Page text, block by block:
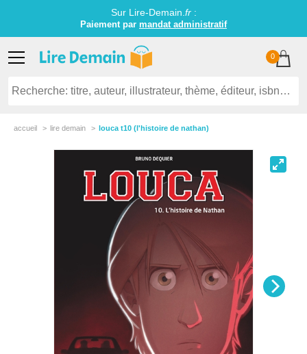
Sur Lire-Demain. fr:
Paiement par mandat administratif
0
accueil lire demain louca t10 (l'histoire de nathan)